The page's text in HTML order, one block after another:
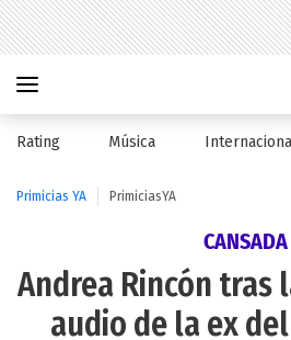
Rating Música
Primicias YA PrimiciasYA
CANSADA
Andrea Rincón tras
audio de la ex